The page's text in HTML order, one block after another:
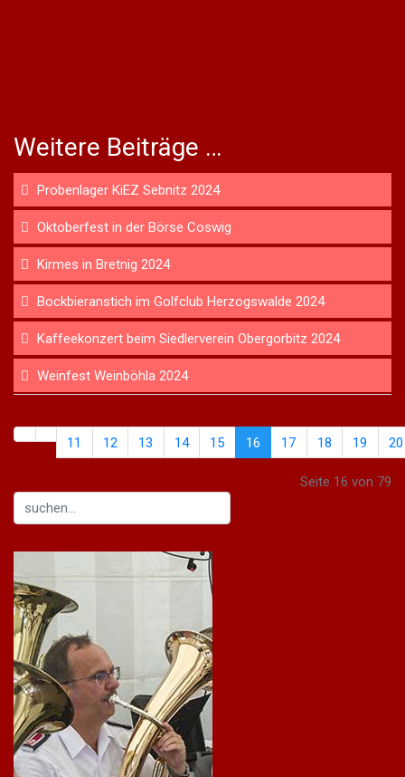
Weitere Beiträge …
Probenlager KiEZ Sebnitz 2024
Oktoberfest in der Börse Coswig
Kirmes in Bretnig 2024
Bockbieranstich im Golfclub Herzogswalde 2024
Kaffeekonzert beim Siedlerverein Obergorbitz 2024
Weinfest Weinböhla 2024
11 12 13 14 15 16 17 18 19 20
Seite 16 von 79